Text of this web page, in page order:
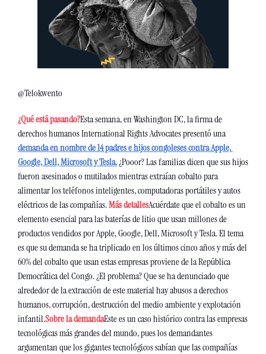
@Telokwento
¿Qué está pasando?Esta semana, en Washington DC, la firma de
derechos humanos International Rights Advocates presentó una
demanda en nombre de 14 padres e hijos congoleses contra Apple,
Google, Dell, Microsoft y Tesla. ¿Pooor? Las familias dicen que sus hijos
fueron asesinados o mutilados mientras extraían cobalto para
alimentar los teléfonos inteligentes, computadoras portátiles y autos
eléctricos de las compañías. Más detallesAcuérdate que el cobalto es un
elemento esencial para las baterías de litio que usan millones de
productos vendidos por Apple, Google, Dell, Microsoft y Tesla. El tema
es que su demanda se ha triplicado en los últimos cinco años y más del
60% del cobalto que usan estas empresas proviene de la República
Democrática del Congo. ¿El problema? Que se ha denunciado que
alrededor de la extracción de este material hay abusos a derechos
humanos, corrupción, destrucción del medio ambiente y explotación
infantil.Sobre la demandaEste es un caso histórico contra las empresas
tecnológicas más grandes del mundo, pues los demandantes
argumentan que los gigantes tecnológicos sabían que las compañías